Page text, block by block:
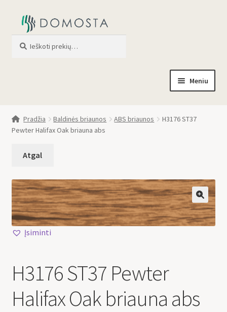
Meniu
Parduotuvė
Apie mus
Profilis
Pradžia Baldinės briaunos ABS briaunos
H3176 ST37
Pewter Halifax Oak briauna abs
🔍
Įsiminti
H3176 ST37 Pewter
Halifax Oak briauna abs